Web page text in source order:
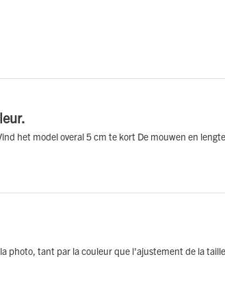
het model overal 5 cm te kort De mouwen en
photo, tant par la couleur que l'ajustement de la